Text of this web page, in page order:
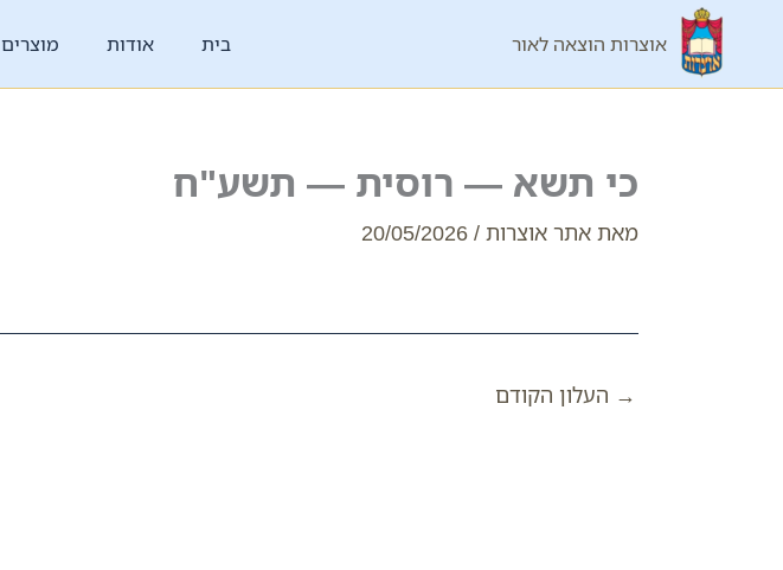
אוצרות הוצאה לאור בית אודות מוצרים
כי תשא — רוסית — תשע"ח
מאת אתר אוצרות /
20/05/2026
→ העלון הקודם